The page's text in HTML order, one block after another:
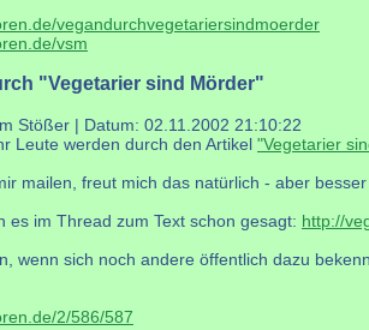
vegandurchvegetariersindmoerder
vsm
"Vegetarier sind Mörder"
Stößer | Datum: 02.11.2002 21:10:22
Leute werden durch den Artikel "Vegetarier
mailen, freut mich das natürlich - aber
es im Thread zum Text schon gesagt: http://
wenn sich noch andere öffentlich dazu
2/586/587